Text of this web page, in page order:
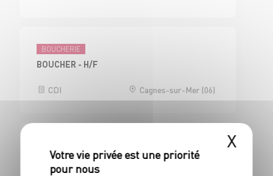
BOUCHERIE
BOUCHER - H/F
CDI Cagnes-sur-Mer (06)
EMPLOYE DE RAYON EPICERIE BOISSON H/F
X